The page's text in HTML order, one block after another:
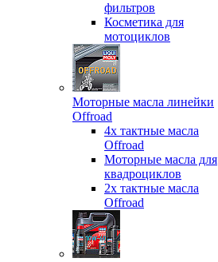
фильтров
Косметика для
мотоциклов
Моторные масла линейки
Offroad
4х тактные масла
Offroad
Моторные масла для
квадроциклов
2х тактные масла
Offroad